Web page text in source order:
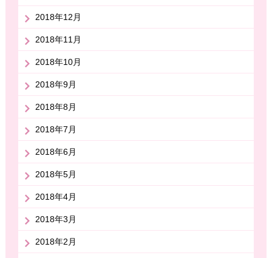
2018年12月
2018年11月
2018年10月
2018年9月
2018年8月
2018年7月
2018年6月
2018年5月
2018年4月
2018年3月
2018年2月